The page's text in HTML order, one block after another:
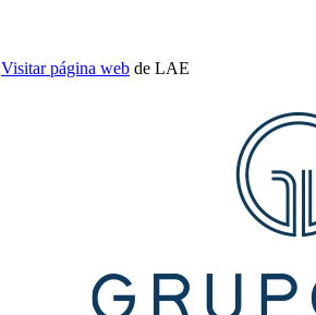
Visitar página web de LAE